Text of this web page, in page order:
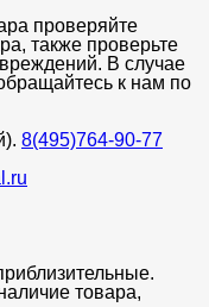
проверяйте
также проверьте
В случае
к нам по
8(495)764-90-77
товара,